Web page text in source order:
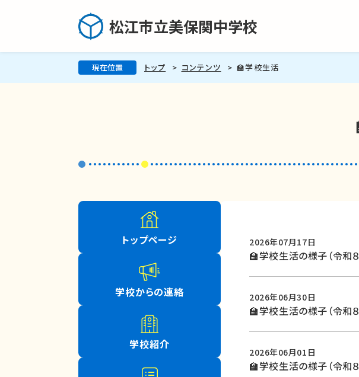
松江市立美保関中学校
現在位置 トップ コンテンツ 🏫学校生活
2026年07月17日
🏫学校生活の様子（令和８
2026年06月30日
🏫学校生活の様子（令和８
2026年06月01日
🏫学校生活の様子（令和８
トップページ
学校からの連絡
学校紹介